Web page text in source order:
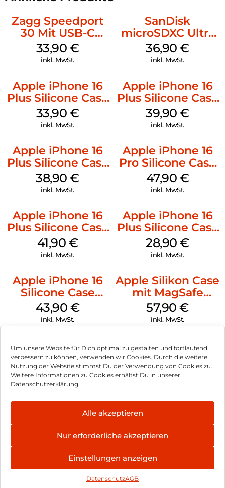
Um unsere Website für Dich optimal zu gestalten und fortlaufend
verbessern zu können, verwenden wir Cookies. Durch die weitere
Nutzung der Website stimmst Du der Verwendung von Cookies zu.
Weitere Informationen zu Cookies erhältst Du in unserer
Datenschutzerklärung.
Alle akzeptieren
Nur erforderliche akzeptieren
Einstellungen anzeigen
DatenschutzAGB
Zagg Speedport
30 Mit USB-C
Kabel Weiß
33,90 €
inkl. MwSt.
SanDisk
microSDXC Ultra
128 GB + Adapter
Mobile
36,90€
inkl. MwSt.
Apple iPhone 16
Plus Silicone Case
MagSafe Lake
Green
33,90 €
inkl. MwSt.
Apple iPhone 16
Plus Silicone Case
MagSafe Plum
39,90€
inkl. MwSt.
Apple iPhone 16
Plus Silicone Case
MagSafe Denim
38,90€
inkl. MwSt.
Apple iPhone 16
Pro Silicone Case
MagSafe Denim
47,90 €
inkl. MwSt.
Apple iPhone 16
Plus Silicone Case
MagSafe Stone
Gray
41,90 €
inkl. MwSt.
Apple iPhone 16
Plus Silicone Case
MagSafe Black
28,90€
inkl. MwSt.
Apple iPhone 16
Silicone Case
MagSafe Plum
43,90 €
inkl. MwSt.
Apple Silikon Case
mit MagSafe
iPhone 14 Pro
(PRODUCT)RED
57,90€
inkl. MwSt.
Impressum
Hinweis zur Batterieentsorgung
Newsletter
, Brodos AG – All Rights Reserved.